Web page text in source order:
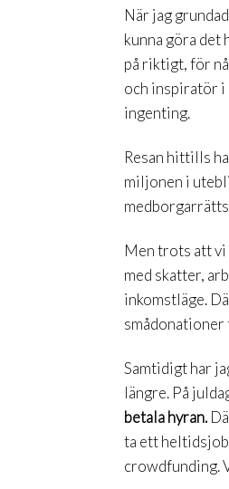
När jag
kunna göra det
på riktigt, för
och inspiratör i
ingenting.
Resan hittills
miljonen i
Men trots att vi
med skatter,
inkomstläge.
smådonationer
Samtidigt har
längre. På
betala hyran.
ta ett
crowdfunding.